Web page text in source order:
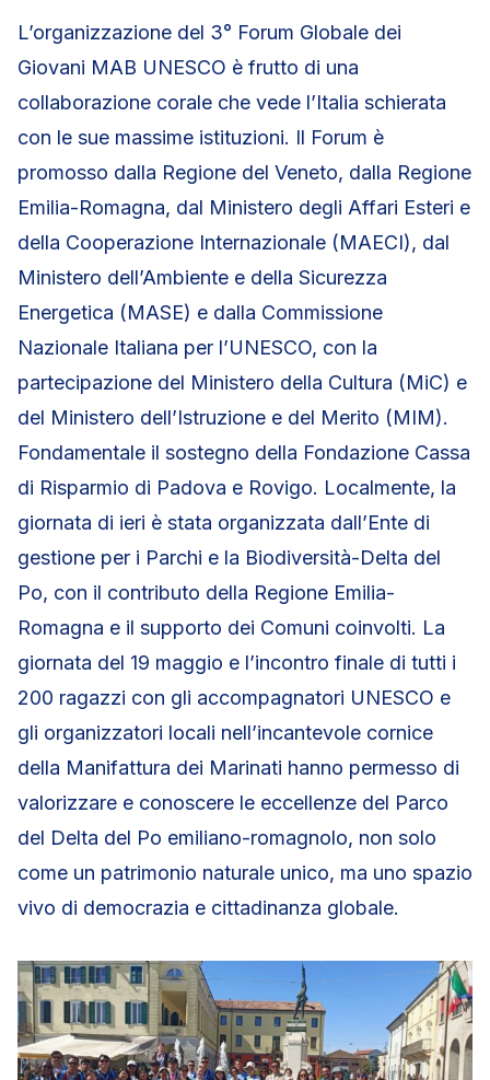
L’organizzazione del 3° Forum Globale dei
Giovani MAB UNESCO è frutto di una
collaborazione corale che vede l’Italia schierata
con le sue massime istituzioni. Il Forum è
promosso dalla Regione del Veneto, dalla Regione
Emilia-Romagna, dal Ministero degli Affari Esteri e
della Cooperazione Internazionale (MAECI), dal
Ministero dell’Ambiente e della Sicurezza
Energetica (MASE) e dalla Commissione
Nazionale Italiana per l’UNESCO, con la
partecipazione del Ministero della Cultura (MiC) e
del Ministero dell’Istruzione e del Merito (MIM).
Fondamentale il sostegno della Fondazione Cassa
di Risparmio di Padova e Rovigo. Localmente, la
giornata di ieri è stata organizzata dall’Ente di
gestione per i Parchi e la Biodiversità-Delta del
Po, con il contributo della Regione Emilia-
Romagna e il supporto dei Comuni coinvolti. La
giornata del 19 maggio e l’incontro finale di tutti i
200 ragazzi con gli accompagnatori UNESCO e
gli organizzatori locali nell’incantevole cornice
della Manifattura dei Marinati hanno permesso di
valorizzare e conoscere le eccellenze del Parco
del Delta del Po emiliano-romagnolo, non solo
come un patrimonio naturale unico, ma uno spazio
vivo di democrazia e cittadinanza globale.